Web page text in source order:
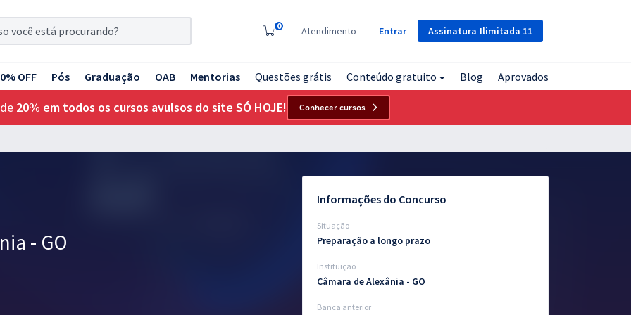
Assinatura Ilimitada 11
0 Atendimento Entrar
OFF Pós Graduação OAB Mentorias Questões grátis Conteúdo gratuito Blog Aprovados
20% em todos os cursos avulsos do site SÓ HOJE! Conhecer cursos
- GO
Informações do Concurso
Situação
Preparação a longo prazo
Instituição
Câmara de Alexânia - GO
Banca anterior